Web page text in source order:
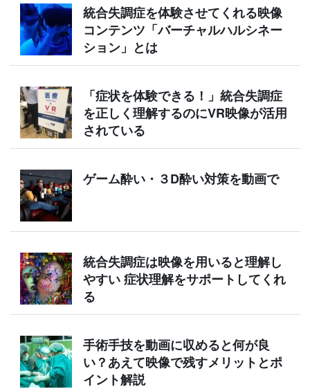
統合失調症を体験させてくれる映像
コンテンツ「バーチャルハルシネー
ション」とは
「症状を体験できる！」統合失調症
を正しく理解するのにVR映像が活用
されている
ゲーム酔い・３D酔い対策を動画で
統合失調症は映像を用いると理解し
やすい 症状理解をサポートしてくれ
る
手術手技を動画に収めると何が良
い？あえて映像で残すメリットとポ
イント解説